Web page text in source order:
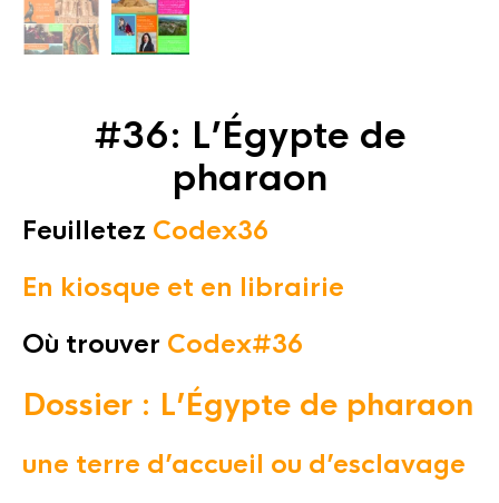
#36: L’Égypte de
pharaon
Feuilletez Codex36
En kiosque et en librairie
Où trouver Codex#36
Dossier : L’Égypte de pharaon
une terre d’accueil ou d’esclavage